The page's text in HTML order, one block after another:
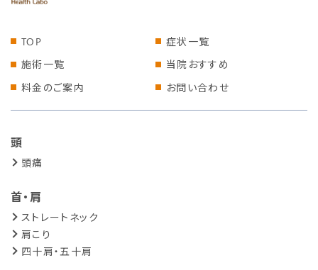
TOP
症状一覧
施術一覧
当院おすすめ
料金のご案内
お問い合わせ
頭
頭痛
首・肩
ストレートネック
肩こり
四十肩・五十肩